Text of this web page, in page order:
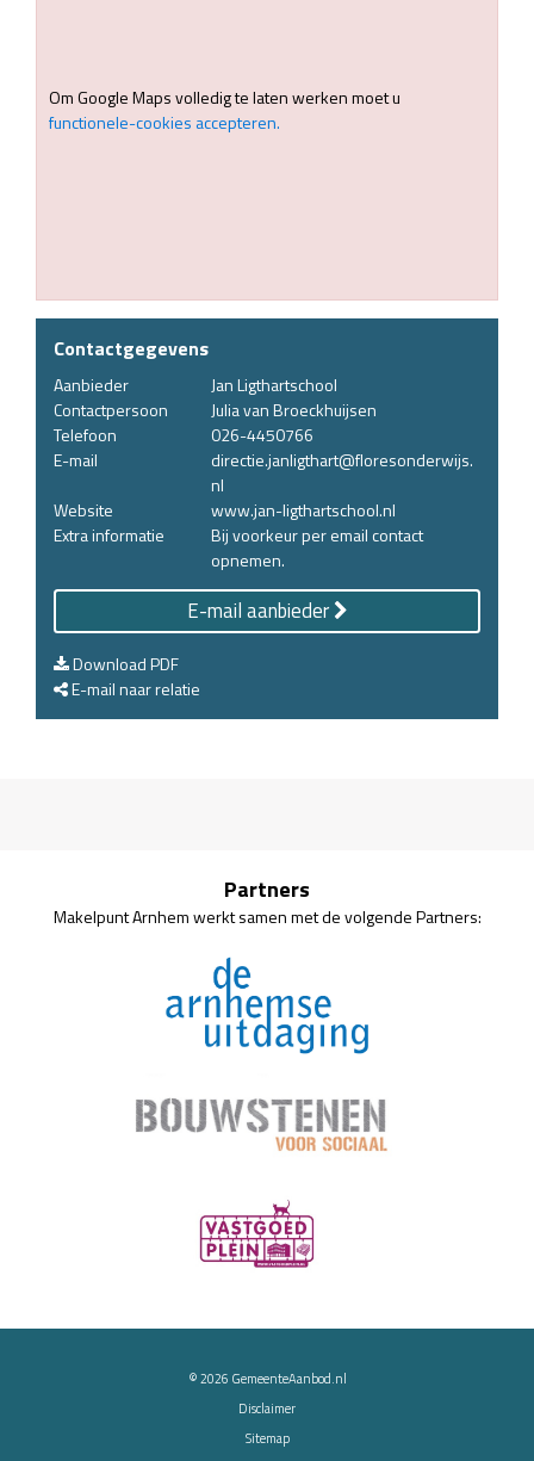
Om Google Maps volledig te laten werken moet u
functionele-cookies accepteren.
Contactgegevens
Aanbieder
Jan Ligthartschool
Contactpersoon
Julia van Broeckhuijsen
Telefoon
026-4450766
E-mail
directie.janligthart@floresonderwijs.
nl
Website
www.jan-ligthartschool.nl
Extra informatie
Bij voorkeur per email contact
opnemen.
E-mail aanbieder
Download PDF
E-mail naar relatie
Partners
Makelpunt Arnhem werkt samen met de volgende Partners:
© 2026 GemeenteAanbod.nl
Disclaimer
Sitemap